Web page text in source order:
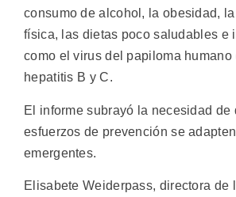
consumo de alcohol, la obesidad,
física, las dietas poco saludables e
como el virus del papiloma humano
hepatitis B y C.
El informe subrayó la necesidad de
esfuerzos de prevención se
emergentes.
Elisabete Weiderpass, directora de